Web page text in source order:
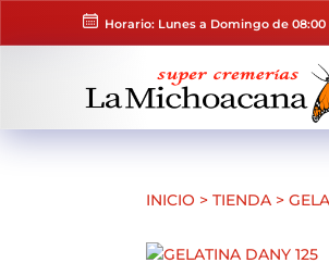
Horario: Lunes a Domingo de 08:00
INICIO >TIENDA >